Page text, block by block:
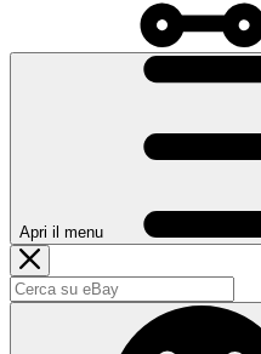
Apri il menu